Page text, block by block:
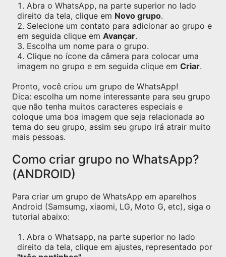
Abra o WhatsApp, na parte superior no lado
direito da tela, clique em Novo grupo.
Selecione um contato para adicionar ao grupo e
em seguida clique em Avançar.
Escolha um nome para o grupo.
Clique no ícone da câmera para colocar uma
imagem no grupo e em seguida clique em Criar.
Pronto, você criou um grupo de WhatsApp!
Dica: escolha um nome interessante para seu grupo
que não tenha muitos caracteres especiais e
coloque uma boa imagem que seja relacionada ao
tema do seu grupo, assim seu grupo irá atrair muito
mais pessoas.
Como criar grupo no WhatsApp?
(ANDROID)
Para criar um grupo de WhatsApp em aparelhos
Android (Samsumg, xiaomi, LG, Moto G, etc), siga o
tutorial abaixo:
Abra o Whatsapp, na parte superior no lado
direito da tela, clique em ajustes, representado por